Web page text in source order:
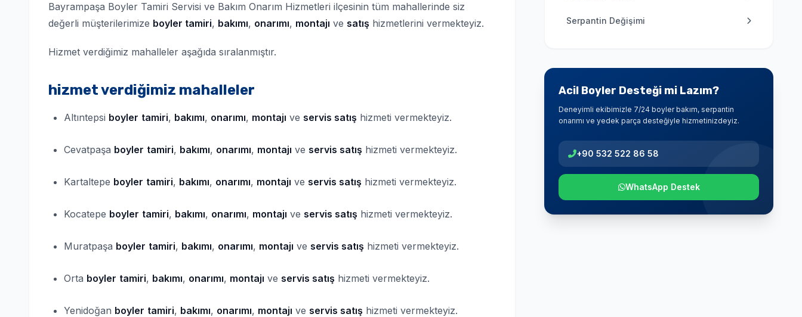
Bayrampaşa Boyler Tamiri Servisi ve Bakım Onarım Hizmetleri ilçesinin tüm mahallerinde siz
değerli müşterilerimize boyler tamiri, bakımı, onarımı, montajı ve satış hizmetlerini vermekteyiz.
Hizmet verdiğimiz mahalleler aşağıda sıralanmıştır.
hizmet verdiğimiz mahalleler
Altıntepsi boyler tamiri, bakımı, onarımı, montajı ve servis satış hizmeti vermekteyiz.
Cevatpaşa boyler tamiri, bakımı, onarımı, montajı ve servis satış hizmeti vermekteyiz.
Kartaltepe boyler tamiri, bakımı, onarımı, montajı ve servis satış hizmeti vermekteyiz.
Kocatepe boyler tamiri, bakımı, onarımı, montajı ve servis satış hizmeti vermekteyiz.
Muratpaşa boyler tamiri, bakımı, onarımı, montajı ve servis satış hizmeti vermekteyiz.
Orta boyler tamiri, bakımı, onarımı, montajı ve servis satış hizmeti vermekteyiz.
Yenidoğan boyler tamiri, bakımı, onarımı, montajı ve servis satış hizmeti vermekteyiz.
Serpantin Değişimi
Acil Boyler Desteği mi Lazım?
Deneyimli ekibimizle 7/24 boyler bakım, serpantin
onarımı ve yedek parça desteğiyle hizmetinizdeyiz.
+90 532 522 86 58
WhatsApp Destek